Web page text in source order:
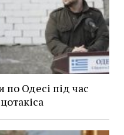
по Одесі під час